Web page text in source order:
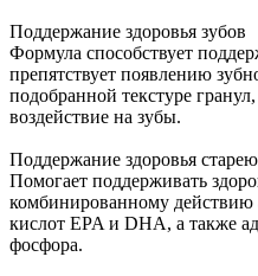
Поддержание здоровья зубов
Формула способствует
препятствует появлению
подобранной текстуре
воздействие на зубы.
Поддержание здоровья
Помогает поддерживать
комбинированному
кислот EPA и DHA, а также
фосфора.